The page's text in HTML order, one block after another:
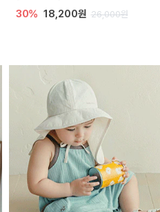
30% 18,200원 26,000원